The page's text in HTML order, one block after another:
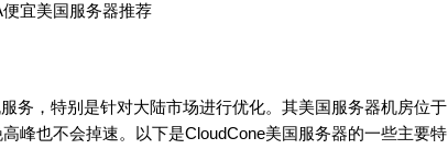
宜美国服务器推荐
务，特别是针对大陆市场进行优化。其美国服务器机房位于
峰也不会掉速。以下是CloudCone美国服务器的一些主要特